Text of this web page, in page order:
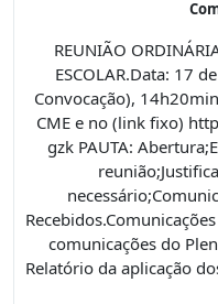
REUNIÃO
ESCOLAR.Data: 17
Convocação),
CME e no (link fixo)
gzk PAUTA:
comunicações do
Relatório da aplicação